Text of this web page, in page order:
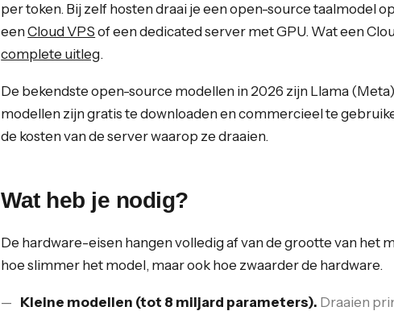
per token. Bij zelf hosten draai je een open-source taalmodel
eenCloud VPS of een dedicated server met GPU. Wat een
complete uitleg.
De bekendste open-source modellen in 2026 zijn Llama
modellen zijn gratis te downloaden en commercieel te
de kosten van de server waarop ze draaien.
Wat heb je nodig?
De hardware-eisen hangen volledig af van de grootte van het
hoe slimmer het model, maar ook hoe zwaarder de hardware.
Kleine modellen (tot 8 miljard parameters). Draaien